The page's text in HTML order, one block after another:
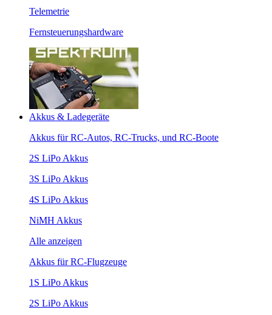
Telemetrie
Fernsteuerungshardware
Akkus & Ladegeräte
Akkus für RC-Autos, RC-Trucks, und RC-Boote
2S LiPo Akkus
3S LiPo Akkus
4S LiPo Akkus
NiMH Akkus
Alle anzeigen
Akkus für RC-Flugzeuge
1S LiPo Akkus
2S LiPo Akkus